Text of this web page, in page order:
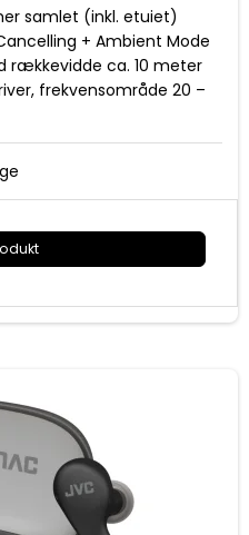
samlet (inkl. etuiet)
+ Ambient Mode
rækkevidde ca. 10 meter
frekvensområde 20 –
latency mode), touch-
tænd/sluk